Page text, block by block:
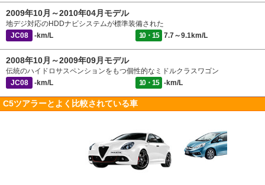
2009年10月～2010年04月モデル
地デジ対応のHDDナビシステムが標準装備された
JC08
-km/L 10・15 7.7～9.1km/L
2008年10月～2009年09月モデル
伝統のハイドロサスペンションをもつ個性的なミドルクラスワゴン
JC08
-km/L 10・15 -km/L
C5ツアラーとよく比較されている車